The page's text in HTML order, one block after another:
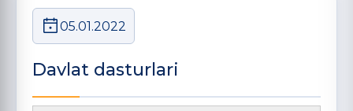
05.01.2022
Davlat dasturlari